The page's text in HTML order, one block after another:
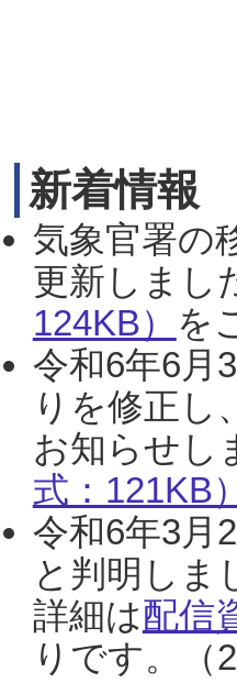
新着情報
気象官署の
更新しまし
124KB） を
令和6年6月
りを修正し
お知らせし
式：121KB）
令和6年3月
と判明しま
詳細は配信
りです。（